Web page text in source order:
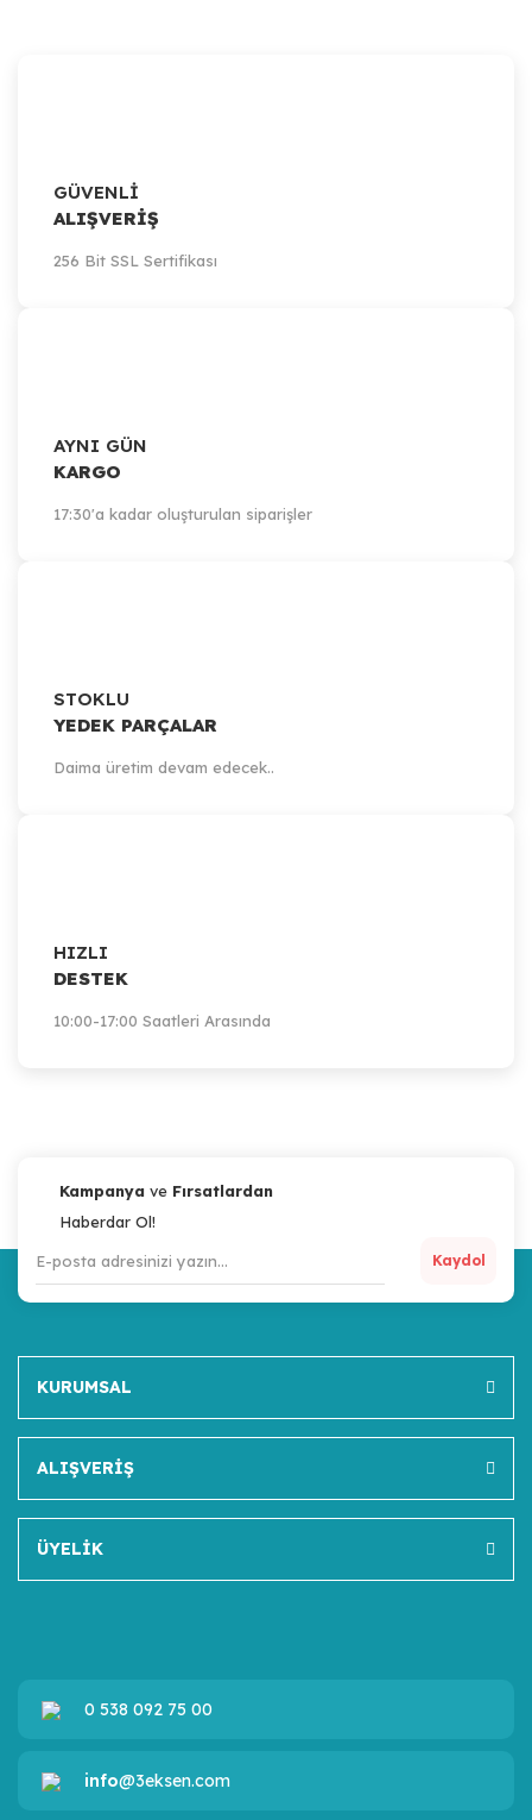
GÜVENLİ
ALIŞVERİŞ
256 Bit SSL Sertifikası
AYNI GÜN
KARGO
17:30'a kadar oluşturulan siparişler
STOKLU
YEDEK PARÇALAR
Daima üretim devam edecek..
HIZLI
DESTEK
10:00-17:00 Saatleri Arasında
Kampanya ve Fırsatlardan
Haberdar Ol!
Kaydol
KURUMSAL
ALIŞVERİŞ
ÜYELİK
0 538 092 75 00
info@3eksen.com